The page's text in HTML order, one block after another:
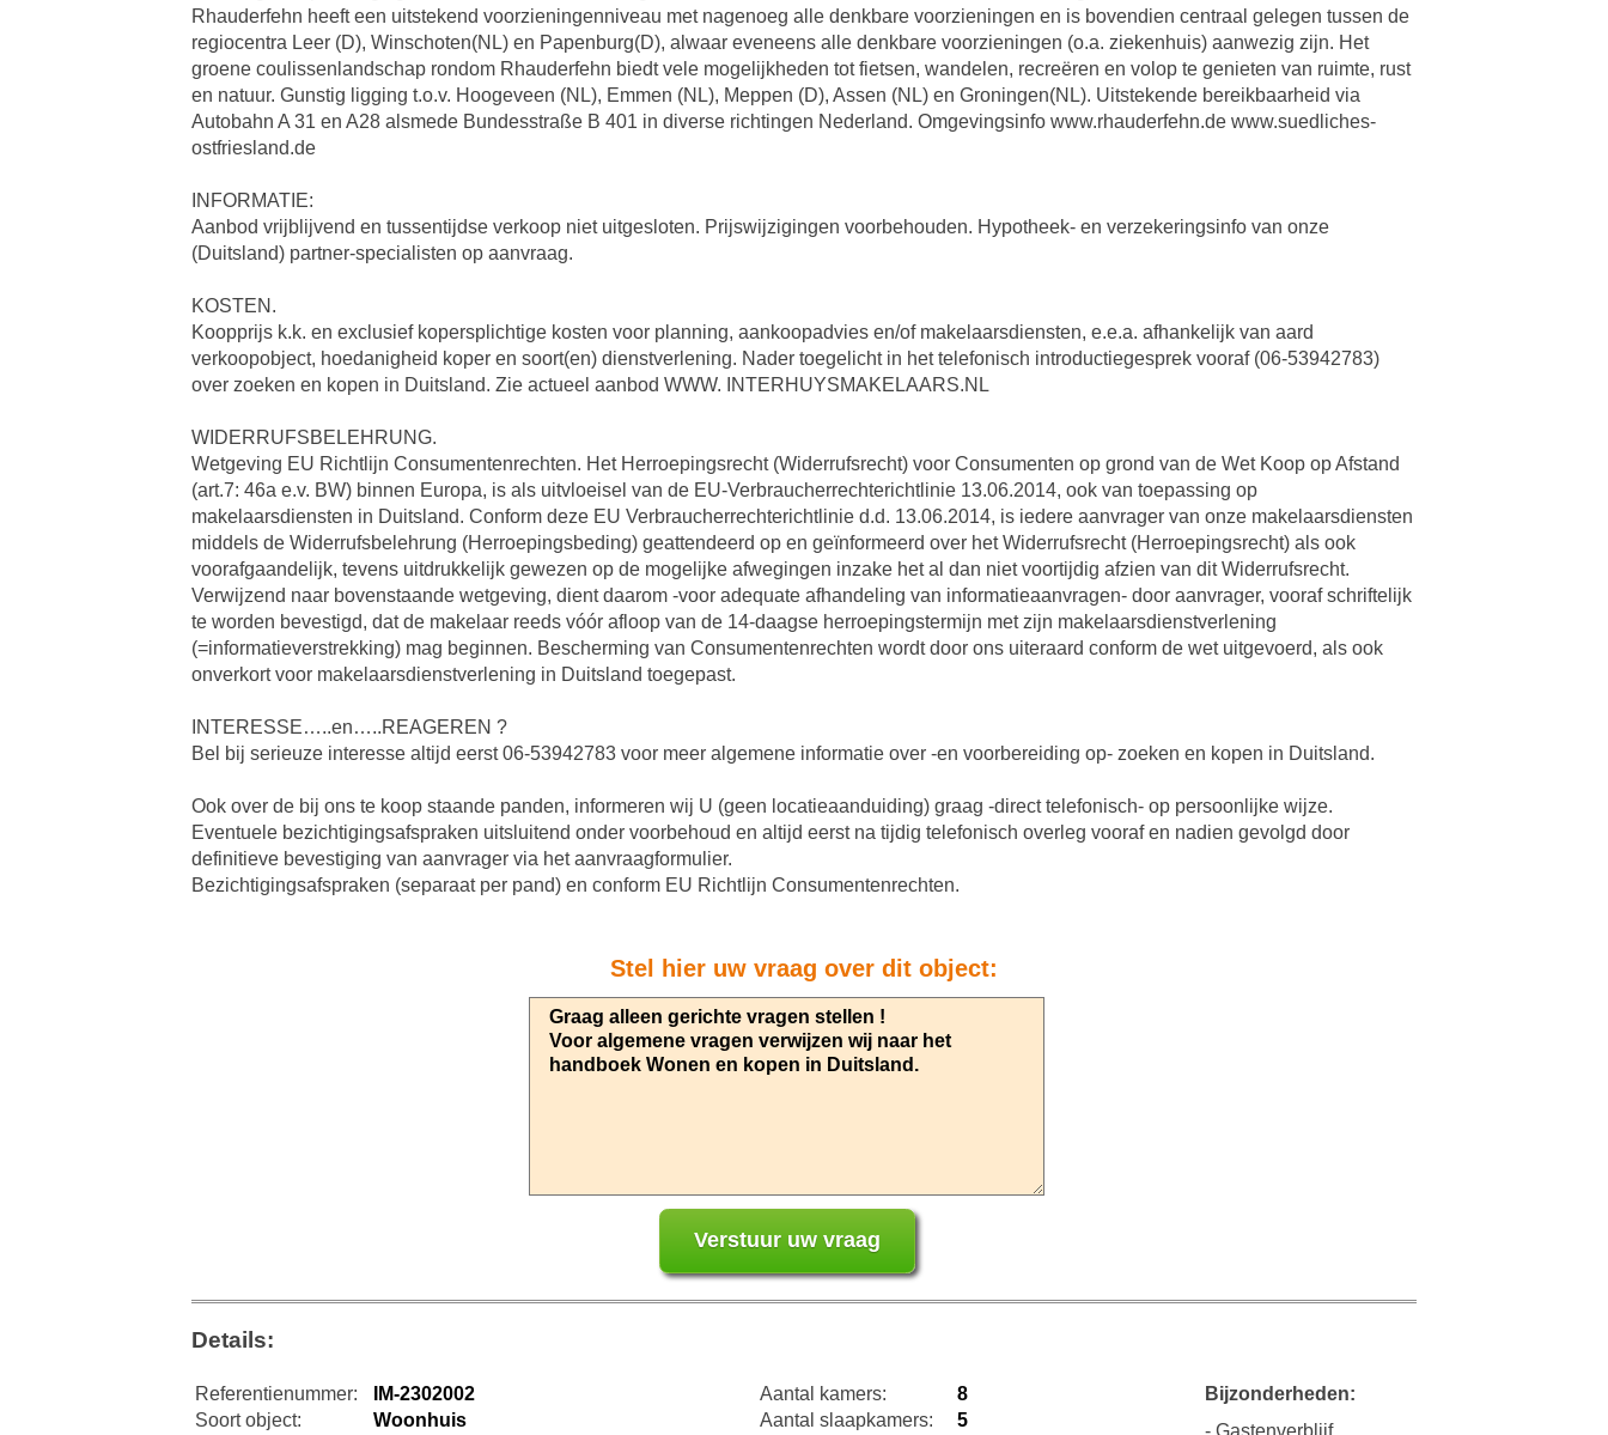
Rhauderfehn heeft een uitstekend voorzieningenniveau met nagenoeg alle denkbare voorzieningen en is bovendien centraal gelegen tussen de
regiocentra Leer (D), Winschoten(NL) en Papenburg(D), alwaar eveneens alle denkbare voorzieningen (o.a. ziekenhuis) aanwezig zijn. Het
groene coulissenlandschap rondom Rhauderfehn biedt vele mogelijkheden tot fietsen, wandelen, recreëren en volop te genieten van ruimte, rust
en natuur. Gunstig ligging t.o.v. Hoogeveen (NL), Emmen (NL), Meppen (D), Assen (NL) en Groningen(NL). Uitstekende bereikbaarheid via
Autobahn A 31 en A28 alsmede Bundesstraße B 401 in diverse richtingen Nederland. Omgevingsinfo www.rhauderfehn.de www.suedliches-
ostfriesland.de
INFORMATIE:
Aanbod vrijblijvend en tussentijdse verkoop niet uitgesloten. Prijswijzigingen voorbehouden. Hypotheek- en verzekeringsinfo van onze
(Duitsland) partner-specialisten op aanvraag.
KOSTEN.
Koopprijs k.k. en exclusief kopersplichtige kosten voor planning, aankoopadvies en/of makelaarsdiensten, e.e.a. afhankelijk van aard
verkoopobject, hoedanigheid koper en soort(en) dienstverlening. Nader toegelicht in het telefonisch introductiegesprek vooraf (06-53942783)
over zoeken en kopen in Duitsland. Zie actueel aanbod WWW. INTERHUYSMAKELAARS.NL
WIDERRUFSBELEHRUNG.
Wetgeving EU Richtlijn Consumentenrechten. Het Herroepingsrecht (Widerrufsrecht) voor Consumenten op grond van de Wet Koop op Afstand
(art.7: 46a e.v. BW) binnen Europa, is als uitvloeisel van de EU-Verbraucherrechterichtlinie 13.06.2014, ook van toepassing op
makelaarsdiensten in Duitsland. Conform deze EU Verbraucherrechterichtlinie d.d. 13.06.2014, is iedere aanvrager van onze makelaarsdiensten
middels de Widerrufsbelehrung (Herroepingsbeding) geattendeerd op en geïnformeerd over het Widerrufsrecht (Herroepingsrecht) als ook
voorafgaandelijk, tevens uitdrukkelijk gewezen op de mogelijke afwegingen inzake het al dan niet voortijdig afzien van dit Widerrufsrecht.
Verwijzend naar bovenstaande wetgeving, dient daarom -voor adequate afhandeling van informatieaanvragen- door aanvrager, vooraf schriftelijk
te worden bevestigd, dat de makelaar reeds vóór afloop van de 14-daagse herroepingstermijn met zijn makelaarsdienstverlening
(=informatieverstrekking) mag beginnen. Bescherming van Consumentenrechten wordt door ons uiteraard conform de wet uitgevoerd, als ook
onverkort voor makelaarsdienstverlening in Duitsland toegepast.
INTERESSE…..en…..REAGEREN ?
Bel bij serieuze interesse altijd eerst 06-53942783 voor meer algemene informatie over -en voorbereiding op- zoeken en kopen in Duitsland.
Ook over de bij ons te koop staande panden, informeren wij U (geen locatieaanduiding) graag -direct telefonisch- op persoonlijke wijze.
Eventuele bezichtigingsafspraken uitsluitend onder voorbehoud en altijd eerst na tijdig telefonisch overleg vooraf en nadien gevolgd door
definitieve bevestiging van aanvrager via het aanvraagformulier.
Bezichtigingsafspraken (separaat per pand) en conform EU Richtlijn Consumentenrechten.
Stel hier uw vraag over dit object:
Details:
Referentienummer:
IM-2302002
Soort object:
Woonhuis
Aantal kamers:
8
Aantal slaapkamers:
5
Bijzonderheden:
- Gastenverblijf